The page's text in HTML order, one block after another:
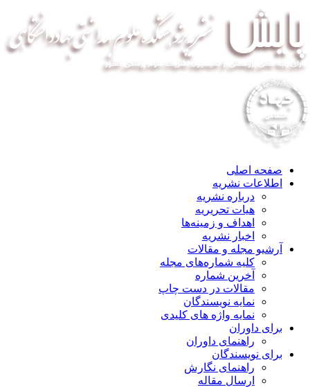
صفحه اصلی
اطلاعات نشریه
درباره نشریه
هیات تحریریه
اهداف و زمینه‌ها
اخبار نشریه
آرشیو مجله و مقالات
کلیه شماره‌های مجله
آخرین شماره
مقالات در دست چاپ
نمایه نویسندگان
نمایه واژه های کلیدی
برای داوران
راهنمای داوران
برای نویسندگان
راهنمای نگارش
ارسال مقاله